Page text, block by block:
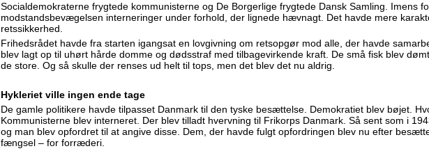
Socialdemokraterne frygtede kommunisterne og De Borgerlige frygtede Dansk Samling. Imens
modstandsbevægelsen interneringer under forhold, der lignede hævnagt. Det havde mere
retssikkerhed.
Frihedsrådet havde fra starten igangsat en lovgivning om retsopgør mod alle, der havde
blev lagt op til uhørt hårde domme og dødsstraf med tilbagevirkende kraft. De små fisk blev
de store. Og så skulle der renses ud helt til tops, men det blev det nu aldrig.
Hykleriet ville ingen ende tage
De gamle politikere havde tilpasset Danmark til den tyske besættelse. Demokratiet blev bøjet.
Kommunisterne blev interneret. Der blev tilladt hvervning til Frikorps Danmark. Så sent som i
og man blev opfordret til at angive disse. Dem, der havde fulgt opfordringen blev nu efter
fængsel – for forræderi.